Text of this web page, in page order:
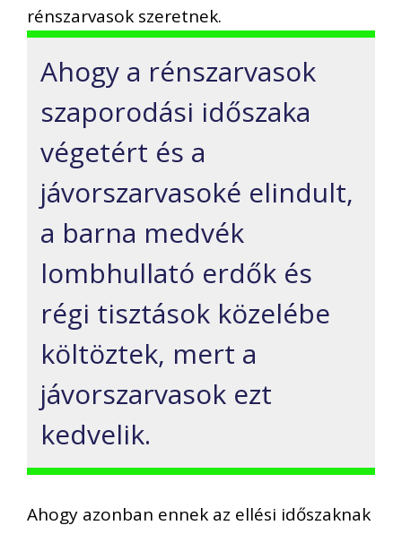
rénszarvasok szeretnek.
Ahogy a rénszarvasok
szaporodási időszaka
végetért és a
jávorszarvasoké elindult,
a barna medvék
lombhullató erdők és
régi tisztások közelébe
költöztek, mert a
jávorszarvasok ezt
kedvelik.
Ahogy azonban ennek az ellési időszaknak